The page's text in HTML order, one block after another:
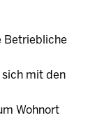
Betriebliche
sich mit den
Wohnort